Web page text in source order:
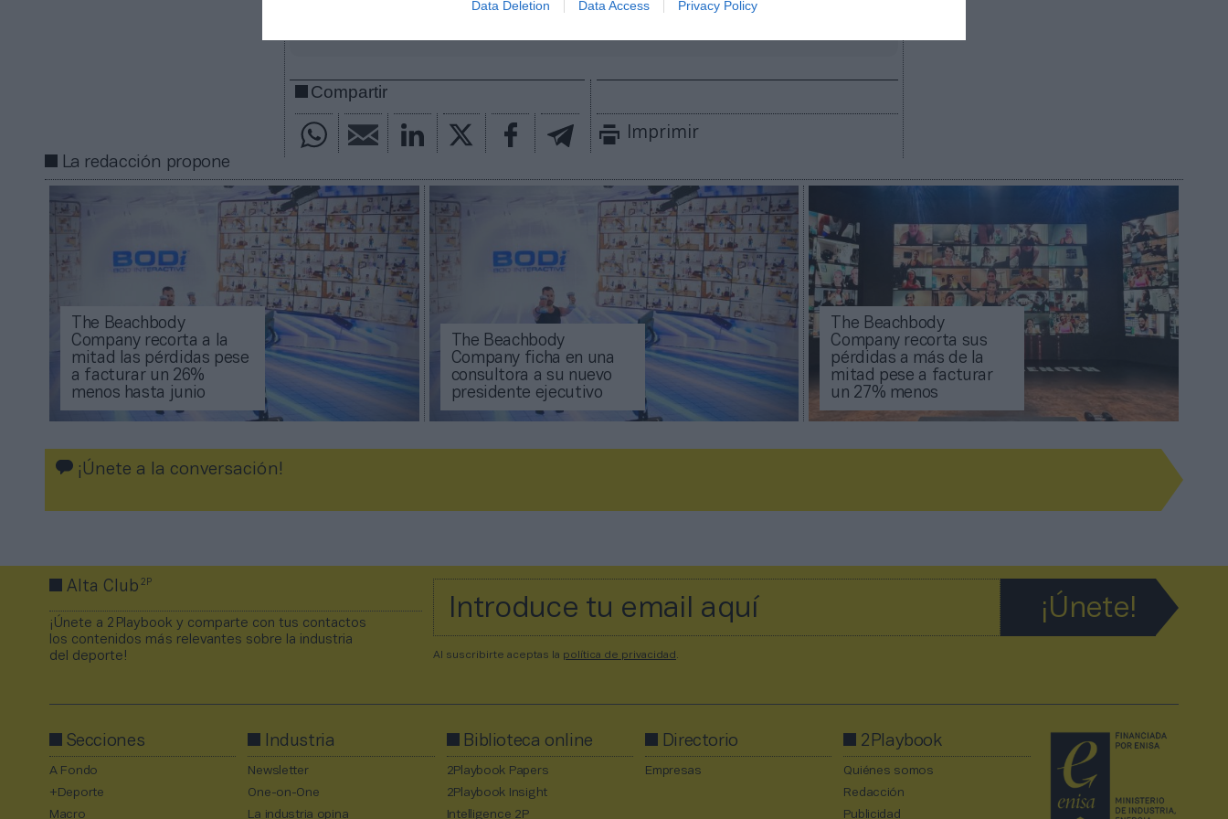
Data Deletion Data Access Privacy Policy
Compartir
Imprimir
La redacción propone
The Beachbody
Company recorta a la
mitad las pérdidas pese
a facturar un 26%
menos hasta junio
The Beachbody
Company ficha en una
consultora a su nuevo
presidente ejecutivo
The Beachbody
Company recorta sus
pérdidas a más de la
mitad pese a facturar
un 27% menos
¡Únete a la conversación!
Alta Club2P
¡Únete a 2Playbook y comparte con tus contactos
los contenidos más relevantes sobre la industria
del deporte!
Al suscribirte aceptas la política de privacidad
Secciones
A Fondo
+Deporte
Macro
Industria
Newsletter
One-on-One
La industria opina
Biblioteca online
2Playbook Papers
2Playbook Insight
Intelligence 2P
Directorio
Empresas
2Playbook
Quiénes somos
Redacción
Publicidad